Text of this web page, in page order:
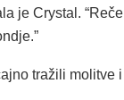
je Crystal.
tražili molitve